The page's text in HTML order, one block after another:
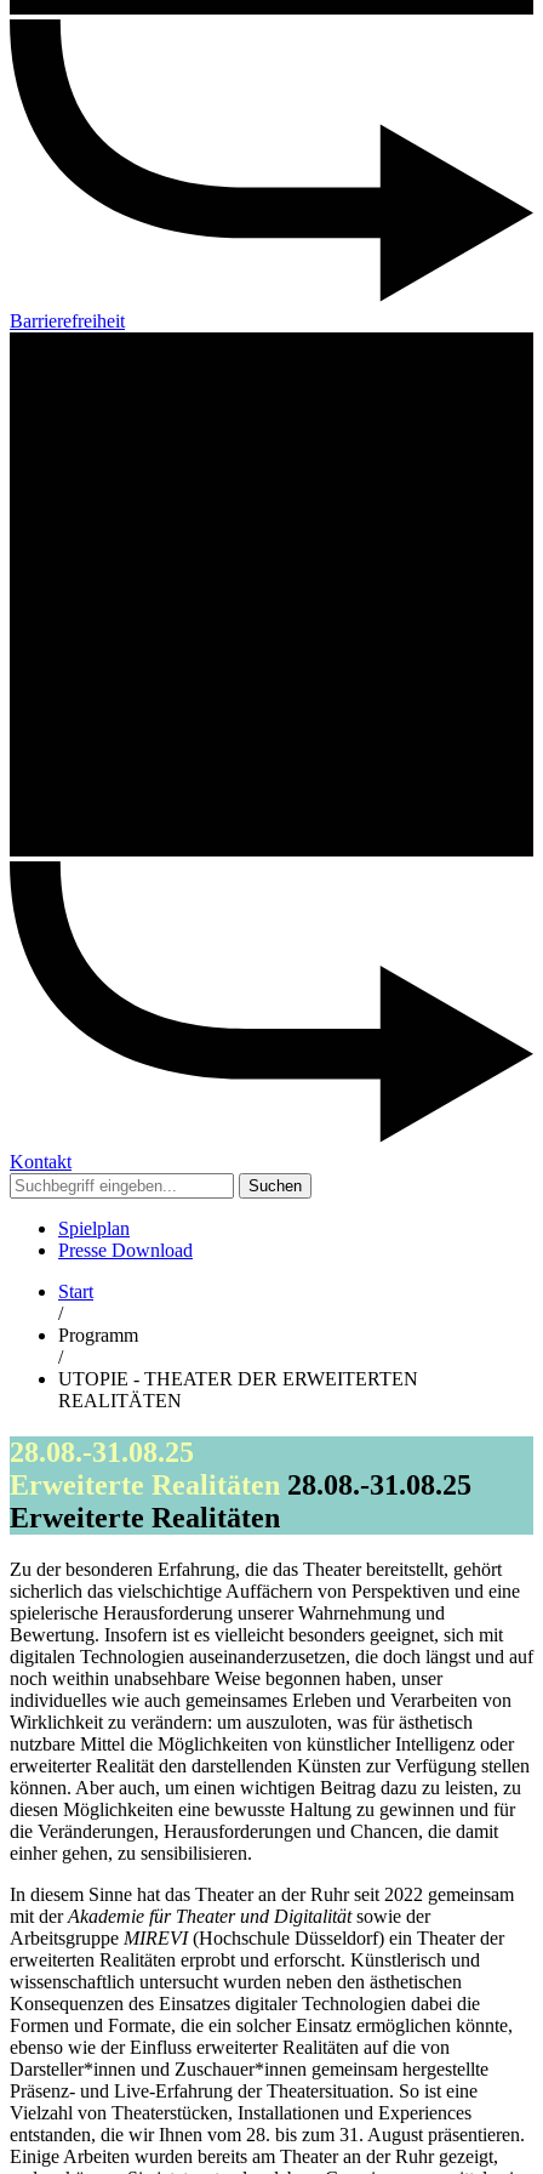
Barrierefreiheit
Kontakt
Suchen
Spielplan
Presse Download
Start
/
Programm
/
UTOPIE - THEATER DER ERWEITERTEN
REALITÄTEN
28.08.-31.08.25
Erweiterte Realitäten 28.08.-31.08.25
Erweiterte Realitäten
Zu der besonderen Erfahrung, die das Theater bereitstellt, gehört
sicherlich das vielschichtige Auffächern von Perspektiven und eine
spielerische Herausforderung unserer Wahrnehmung und
Bewertung. Insofern ist es vielleicht besonders geeignet, sich mit
digitalen Technologien auseinanderzusetzen, die doch längst und auf
noch weithin unabsehbare Weise begonnen haben, unser
individuelles wie auch gemeinsames Erleben und Verarbeiten von
Wirklichkeit zu verändern: um auszuloten, was für ästhetisch
nutzbare Mittel die Möglichkeiten von künstlicher Intelligenz oder
erweiterter Realität den darstellenden Künsten zur Verfügung stellen
können. Aber auch, um einen wichtigen Beitrag dazu zu leisten, zu
diesen Möglichkeiten eine bewusste Haltung zu gewinnen und für
die Veränderungen, Herausforderungen und Chancen, die damit
einher gehen, zu sensibilisieren.
In diesem Sinne hat das Theater an der Ruhr seit 2022 gemeinsam
mit derAkademie für Theater und Digitalitätsowie der
Arbeitsgruppe MIREVI(Hochschule Düsseldorf) ein Theater der
erweiterten Realitäten erprobt und erforscht. Künstlerisch und
wissenschaftlich untersucht wurden neben den ästhetischen
Konsequenzen des Einsatzes digitaler Technologien dabei die
Formen und Formate, die ein solcher Einsatz ermöglichen könnte,
ebenso wie der Einfluss erweiterter Realitäten auf die von
Darsteller*innen und Zuschauer*innen gemeinsam hergestellte
Präsenz- und Live-Erfahrung der Theatersituation. So ist eine
Vielzahl von Theaterstücken, Installationen und Experiences
entstanden, die wir Ihnen vom 28. bis zum 31. August präsentieren.
Einige Arbeiten wurden bereits am Theater an der Ruhr gezeigt,